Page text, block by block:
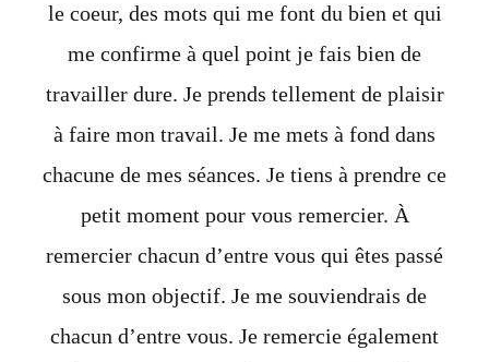
le coeur, des mots qui me font du bien et qui
me confirme à quel point je fais bien de
travailler dure. Je prends tellement de plaisir
à faire mon travail. Je me mets à fond dans
chacune de mes séances. Je tiens à prendre ce
petit moment pour vous remercier. À
remercier chacun d’entre vous qui êtes passé
sous mon objectif. Je me souviendrais de
chacun d’entre vous. Je remercie également